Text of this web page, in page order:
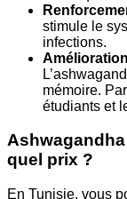
stimule le
infections.
mémoire.
étudiants et
Ashwagandha
quel prix ?
En Tunisie, vous